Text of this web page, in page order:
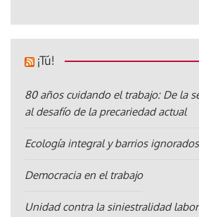
¡Tú!
80 años cuidando el trabajo: De la
al desafío de la precariedad actual
Ecología integral y barrios ignorados
Democracia en el trabajo
Unidad contra la siniestralidad